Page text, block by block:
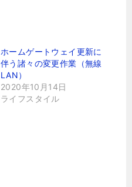
ホームゲートウェイ更新に
伴う諸々の変更作業（無線
LAN）
2020年10月14日
ライフスタイル